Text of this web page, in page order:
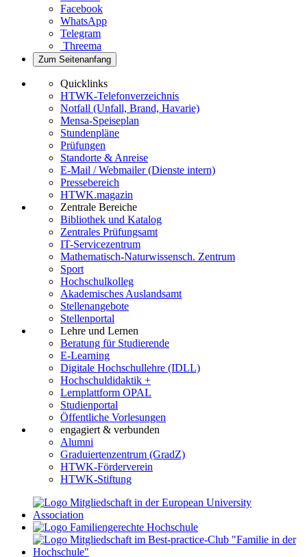
Facebook
WhatsApp
Telegram
Threema
Zum Seitenanfang
Quicklinks
HTWK-Telefonverzeichnis
Notfall (Unfall, Brand, Havarie)
Mensa-Speiseplan
Stundenpläne
Prüfungen
Standorte & Anreise
E-Mail / Webmailer (Dienste intern)
Pressebereich
HTWK.magazin
Zentrale Bereiche
Bibliothek und Katalog
Zentrales Prüfungsamt
IT-Servicezentrum
Mathematisch-Naturwissensch. Zentrum
Sport
Hochschulkolleg
Akademisches Auslandsamt
Stellenangebote
Stellenportal
Lehre und Lernen
Beratung für Studierende
E-Learning
Digitale Hochschullehre (IDLL)
Hochschuldidaktik +
Lernplattform OPAL
Studienportal
Öffentliche Vorlesungen
engagiert & verbunden
Alumni
Graduiertenzentrum (GradZ)
HTWK-Förderverein
HTWK-Stiftung